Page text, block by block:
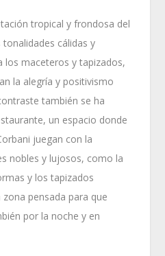
tropical y frondosa del
cálidas y
los maceteros y tapizados,
la alegría y positivismo
también se ha
un espacio donde
juegan con la
nobles y lujosos, como la
y los tapizados
pensada para que
por la noche y en